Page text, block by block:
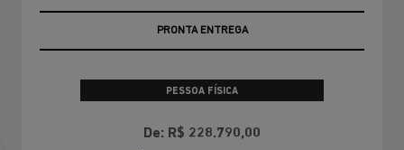
PRONTA ENTREGA
PESSOA FÍSICA
De: R$ 228.790,00